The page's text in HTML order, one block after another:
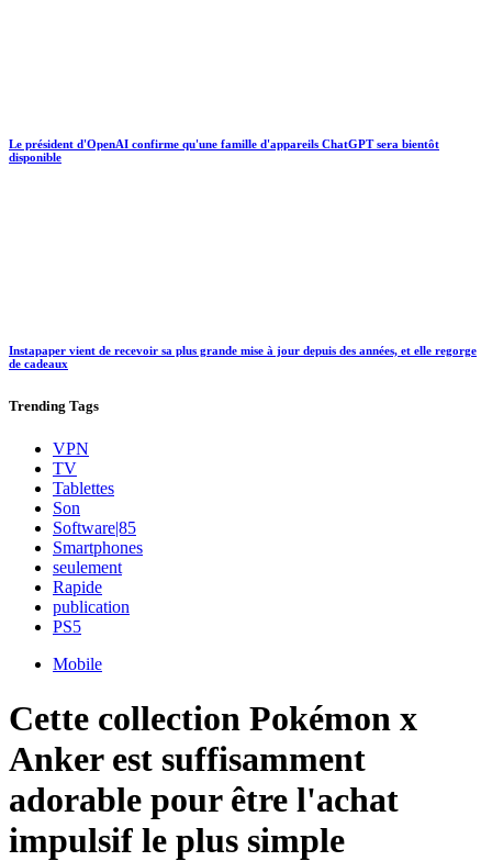
Le président d'OpenAI confirme qu'une famille d'appareils ChatGPT sera bientôt
disponible
Instapaper vient de recevoir sa plus grande mise à jour depuis des années, et elle regorge
de cadeaux
Trending Tags
VPN
TV
Tablettes
Son
Software|85
Smartphones
seulement
Rapide
publication
PS5
Mobile
Cette collection Pokémon x
Anker est suffisamment
adorable pour être l'achat
impulsif le plus simple